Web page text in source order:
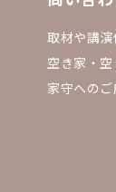
取材や講
空き家・
家守への